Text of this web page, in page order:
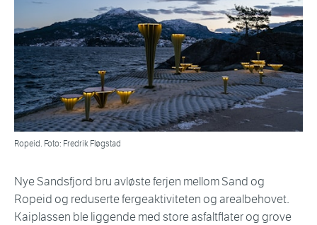
Ropeid. Foto: Fredrik Fløgstad
Nye Sandsfjord bru avløste ferjen mellom Sand og
Ropeid og reduserte fergeaktiviteten og arealbehovet.
Kaiplassen ble liggende med store asfaltflater og grove